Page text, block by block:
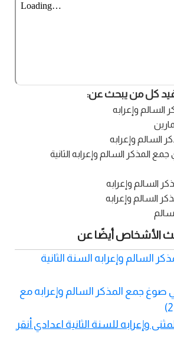
كل من يبحث عن:
السالم وإعرابه
السالم وإعرابه
المذكر السالم وإعرابه الثانية
السالم وإعرابه
السالم وإعرابه
الأشخاص أيضًا عن
السالم وإعرابه السنة الثانية
صوغ جمع المذكر السالم وإعرابه مع
وإعرابه للسنة الثانية اعدادي أنقر